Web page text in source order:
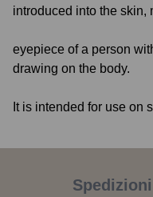
introduced into the skin,
eyepiece of a person
drawing on the body.
It is intended for use on